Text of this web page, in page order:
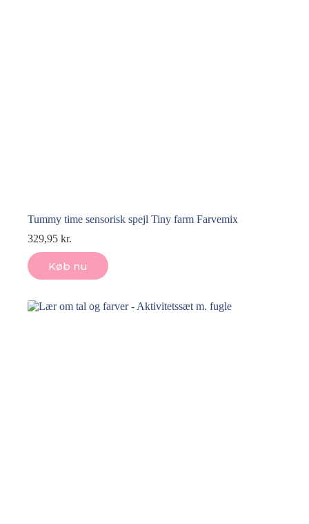
Tummy time sensorisk spejl Tiny farm Farvemix
329,95 kr.
Køb nu